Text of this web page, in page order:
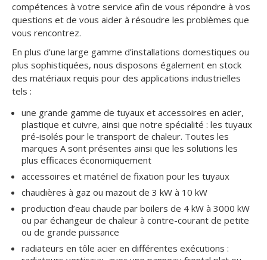
compétences à votre service afin de vous répondre à vos
questions et de vous aider à résoudre les problèmes que
vous rencontrez.
En plus d’une large gamme d’installations domestiques ou
plus sophistiquées, nous disposons également en stock
des matériaux requis pour des applications industrielles
tels :
une grande gamme de tuyaux et accessoires en acier,
plastique et cuivre, ainsi que notre spécialité : les tuyaux
pré-isolés pour le transport de chaleur. Toutes les
marques A sont présentes ainsi que les solutions les
plus efficaces économiquement
accessoires et matériel de fixation pour les tuyaux
chaudières à gaz ou mazout de 3 kW à 10 kW
production d’eau chaude par boilers de 4 kW à 3000 kW
ou par échangeur de chaleur à contre-courant de petite
ou de grande puissance
radiateurs en tôle acier en différentes exécutions :